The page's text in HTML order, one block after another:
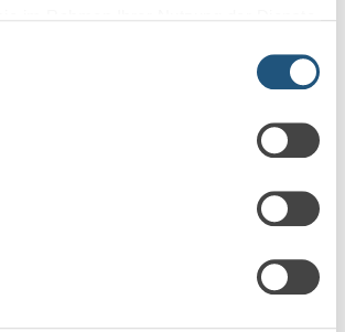
4. Mai 2026